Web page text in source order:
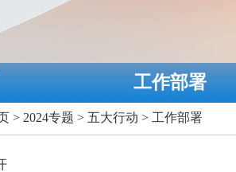
工作部署
> 2024专题 > 五大行动 > 工作部署